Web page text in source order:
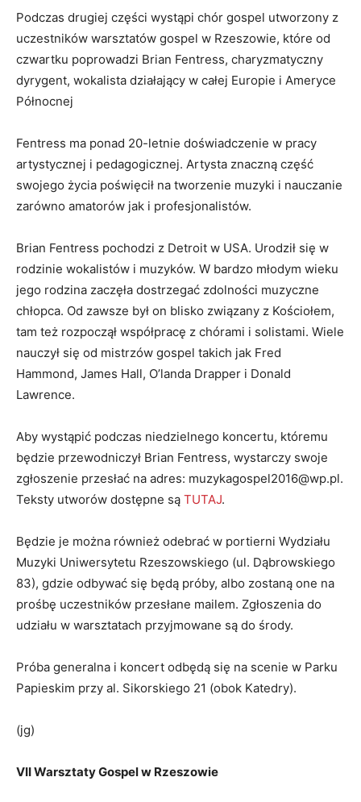
Podczas drugiej części wystąpi chór gospel utworzony z
uczestników warsztatów gospel w Rzeszowie, które od
czwartku poprowadzi Brian Fentress, charyzmatyczny
dyrygent, wokalista działający w całej Europie i Ameryce
Północnej
Fentress ma ponad 20-letnie doświadczenie w pracy
artystycznej i pedagogicznej. Artysta znaczną część
swojego życia poświęcił na tworzenie muzyki i nauczanie
zarówno amatorów jak i profesjonalistów.
Brian Fentress pochodzi z Detroit w USA. Urodził się w
rodzinie wokalistów i muzyków. W bardzo młodym wieku
jego rodzina zaczęła dostrzegać zdolności muzyczne
chłopca. Od zawsze był on blisko związany z Kościołem,
tam też rozpoczął współpracę z chórami i solistami. Wiele
nauczył się od mistrzów gospel takich jak Fred
Hammond, James Hall, O’landa Drapper i Donald
Lawrence.
Aby wystąpić podczas niedzielnego koncertu, któremu
będzie przewodniczył Brian Fentress, wystarczy swoje
zgłoszenie przesłać na adres: muzykagospel2016@wp.pl.
Teksty utworów dostępne są TUTAJ.
Będzie je można również odebrać w portierni Wydziału
Muzyki Uniwersytetu Rzeszowskiego (ul. Dąbrowskiego
83), gdzie odbywać się będą próby, albo zostaną one na
prośbę uczestników przesłane mailem. Zgłoszenia do
udziału w warsztatach przyjmowane są do środy.
Próba generalna i koncert odbędą się na scenie w Parku
Papieskim przy al. Sikorskiego 21 (obok Katedry).
(jg)
VII Warsztaty Gospel w Rzeszowie